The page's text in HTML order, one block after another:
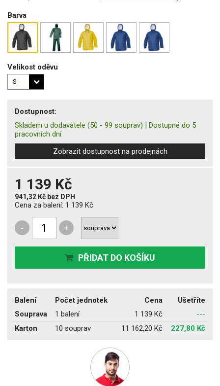
Barva
Velikost oděvu
Dostupnost:
Skladem u dodavatele (50 - 99 souprav) | Dostupné do 5
pracovních dní
Zobrazit dostupnost na prodejnách
1 139 Kč
941,32 Kč bez DPH
Cena za balení: 1 139 Kč
- +
PŘIDAT DO KOŠÍKU
Balení Počet jednotek Cena
Ušetříte
Souprava
1 balení 1 139 Kč
---
Karton
10 souprav 11 162,20 Kč 227,80 Kč